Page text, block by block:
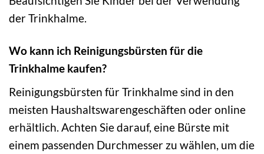
der Trinkhalme.
Wo kann ich Reinigungsbürsten für die
Trinkhalme kaufen?
Reinigungsbürsten für Trinkhalme sind in den
meisten Haushaltswarengeschäften oder online
erhältlich. Achten Sie darauf, eine Bürste mit
einem passenden Durchmesser zu wählen, um die